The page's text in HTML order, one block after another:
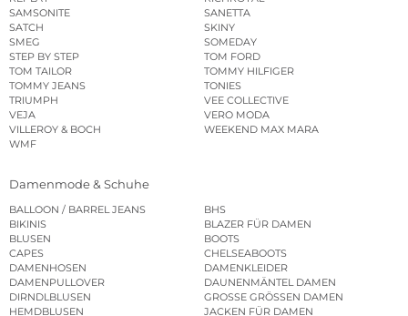
SAMSONITE
SANETTA
SATCH
SKINY
SMEG
SOMEDAY
STEP BY STEP
TOM FORD
TOM TAILOR
TOMMY HILFIGER
TOMMY JEANS
TONIES
TRIUMPH
VEE COLLECTIVE
VEJA
VERO MODA
VILLEROY & BOCH
WEEKEND MAX MARA
WMF
Damenmode & Schuhe
BALLOON / BARREL JEANS
BHS
BIKINIS
BLAZER FÜR DAMEN
BLUSEN
BOOTS
CAPES
CHELSEABOOTS
DAMENHOSEN
DAMENKLEIDER
DAMENPULLOVER
DAUNENMÄNTEL DAMEN
DIRNDLBLUSEN
GROSSE GRÖSSEN DAMEN
HEMDBLUSEN
JACKEN FÜR DAMEN